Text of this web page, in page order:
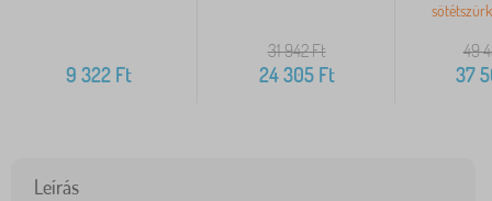
9 322 Ft
31 942Ft
24 305Ft
49
37
Leírás